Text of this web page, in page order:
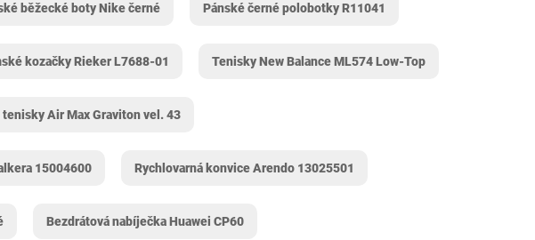
běžecké boty Nike černé Pánské černé polobotky R11041
kozačky Rieker L7688-01 Tenisky New Balance ML574 Low-Top
tenisky Air Max Graviton vel. 43
15004600 Rychlovarná konvice Arendo 13025501
Bezdrátová nabíječka Huawei CP60